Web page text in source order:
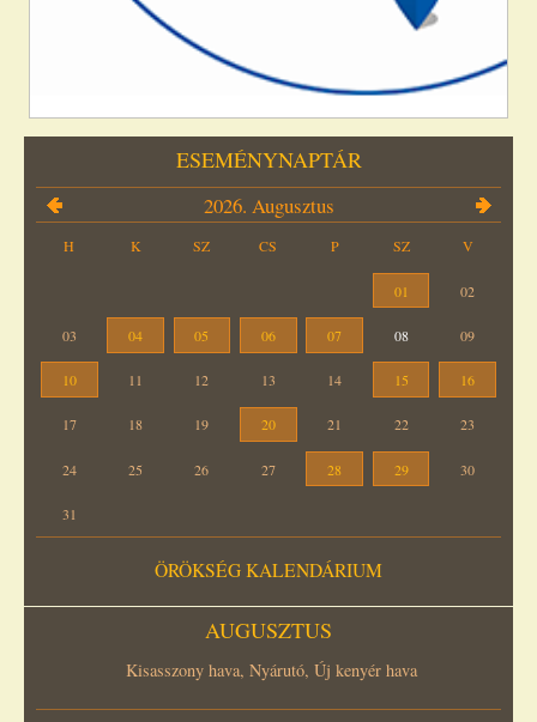
ESEMÉNYNAPTÁR
2026. Augusztus
H K SZ CS P SZ V
01 02
03 04 05 06 07 08 09
10 11 12 13 14 15 16
17 18 19 20 21 22 23
24 25 26 27 28 29 30
31
ÖRÖKSÉG KALENDÁRIUM
AUGUSZTUS
Kisasszony hava, Nyárutó, Új kenyér hava